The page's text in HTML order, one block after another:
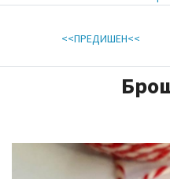
<<ПРЕДИШЕН<<